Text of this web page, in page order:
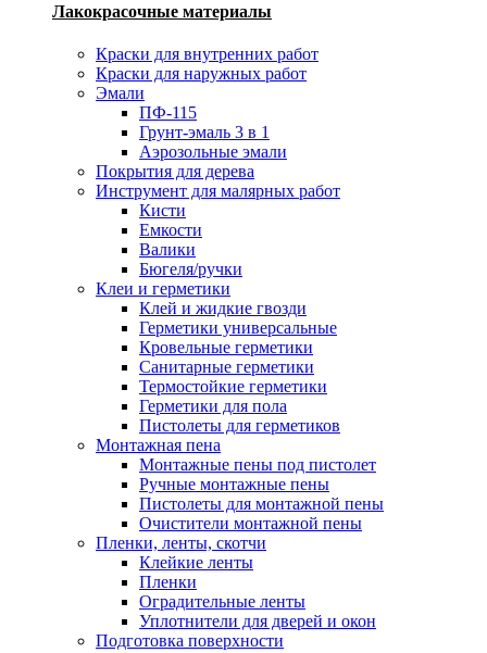
Лакокрасочные материалы
Краски для внутренних работ
Краски для наружных работ
Эмали
ПФ-115
Грунт-эмаль 3 в 1
Аэрозольные эмали
Покрытия для дерева
Инструмент для малярных работ
Кисти
Емкости
Валики
Бюгеля/ручки
Клеи и герметики
Клей и жидкие гвозди
Герметики универсальные
Кровельные герметики
Санитарные герметики
Термостойкие герметики
Герметики для пола
Пистолеты для герметиков
Монтажная пена
Монтажные пены под пистолет
Ручные монтажные пены
Пистолеты для монтажной пены
Очистители монтажной пены
Пленки, ленты, скотчи
Клейкие ленты
Пленки
Оградительные ленты
Уплотнители для дверей и окон
Подготовка поверхности